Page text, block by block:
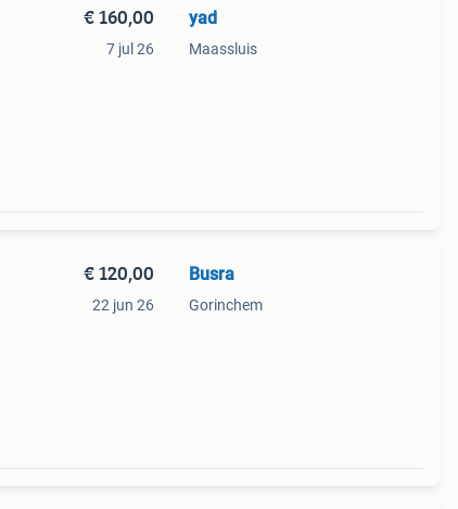
€ 160,00
7 jul 26
yad
Maassluis
€ 120,00
22 jun 26
Busra
Gorinchem